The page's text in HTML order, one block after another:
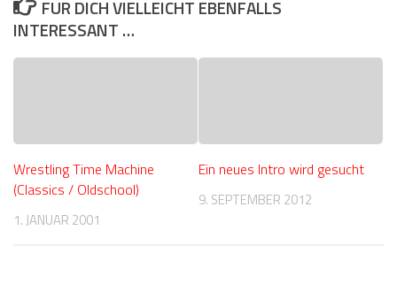
FÜR DICH VIELLEICHT EBENFALLS
INTERESSANT …
Wrestling Time Machine
(Classics / Oldschool)
1. JANUAR 2001
Ein neues Intro wird gesucht
9. SEPTEMBER 2012